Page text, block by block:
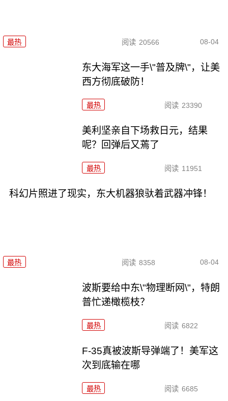
最热 阅读 20566 08-04
东大海军这一手\"普及牌\"，让美
西方彻底破防！
最热 阅读 23390
美利坚亲自下场救日元，结果
呢？回弹后又蔫了
最热 阅读 11951
科幻片照进了现实，东大机器狼驮着武器冲锋！
最热 阅读 8358 08-04
波斯要给中东\"物理断网\"，特朗
普忙递橄榄枝？
最热 阅读 6822
F-35真被波斯导弹端了！美军这
次到底输在哪
最热 阅读 6685